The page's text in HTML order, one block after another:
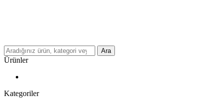
Ara
Ürünler
Kategoriler